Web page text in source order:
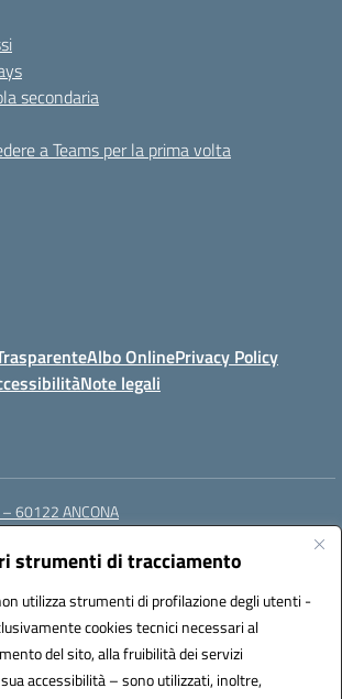
strumenti di tracciamento
utilizza strumenti di profilazione degli utenti -
cookies tecnici necessari al
del sito, alla fruibilità dei servizi
accessibilità – sono utilizzati, inoltre,
secondaria
a Teams per la prima volta
Albo OnlinePrivacy Policy
Note legali
60122 ANCONA
(PEC):anic813007@pec.istruzione.it
anic813007
Amministrazioni (IPA): istsc_anic813007
(CUF): UFWP60